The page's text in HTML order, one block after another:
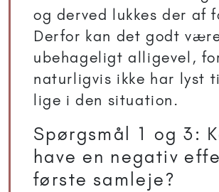
og derved lukkes der af
Derfor kan det godt
ubehageligt alligevel,
naturligvis ikke har lyst
lige i den situation.
Spørgsmål 1 og 3:
have en negativ
første samleje?